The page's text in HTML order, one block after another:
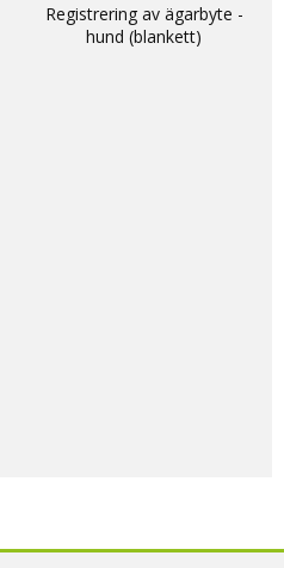
Registrering av ägarbyte -
hund (blankett)